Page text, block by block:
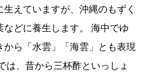
えていますが、沖縄のもずく
どに養生します。 海中でゆ
から「水雲」「海雲」とも表現
は、昔から三杯酢といっしょ